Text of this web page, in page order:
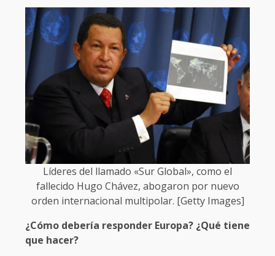
Líderes del llamado «Sur Global», como el
fallecido Hugo Chávez, abogaron por nuevo
orden internacional multipolar. [Getty Images]
¿Cómo debería responder Europa? ¿Qué tiene
que hacer?